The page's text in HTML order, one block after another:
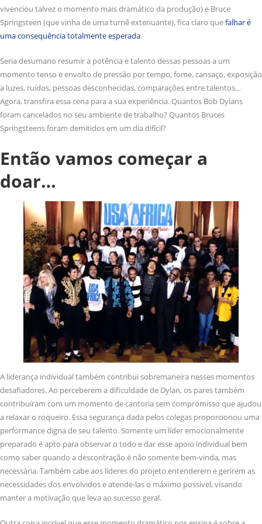
vivenciou talvez o momento mais dramático da produção) e Bruce
Springsteen (que vinha de uma turnê extenuante), fica claro quefalhar é
uma consequência totalmente esperada.
Seria desumano resumir a potência e talento dessas pessoas a um
momento tenso e envolto de pressão por tempo, fome, cansaço, exposição
a luzes, ruídos, pessoas desconhecidas, comparações entre talentos…
Agora, transfira essa cena para a sua experiência. Quantos Bob Dylans
foram cancelados no seu ambiente de trabalho? Quantos Bruces
Springsteens foram demitidos em um dia difícil?
Então vamos começar a
doar…
A liderança individual também contribui sobremaneira nesses momentos
desafiadores. Ao perceberem a dificuldade de Dylan, os pares também
contribuíram com um momento de cantoria sem compromisso que ajudou
a relaxar o roqueiro. Essa segurança dada pelos colegas proporcionou uma
performance digna de seu talento. Somente um líder emocionalmente
preparado é apto para observar o todo e dar esse apoio individual bem
como saber quando a descontração é não somente bem-vinda, mas
necessária. Também cabe aos líderes do projeto entenderem e gerirem as
necessidades dos envolvidos e atende-las o máximo possível, visando
manter a motivação que leva ao sucesso geral.